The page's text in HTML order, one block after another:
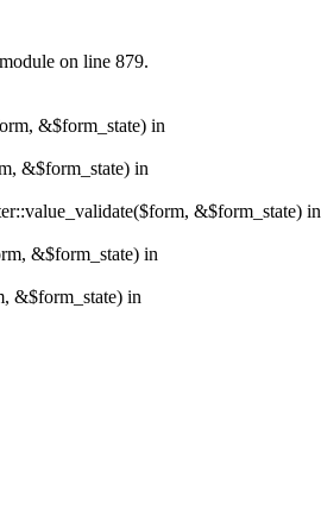
on line 879.
&$form_state) in
&$form_state) in
&$form_state) in
&$form_state) in
&$form_state) in